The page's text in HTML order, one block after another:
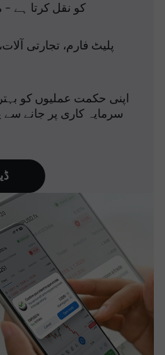
کو نقل کرتا ہے -
پلیٹ فارم، تجارتی
اپنی حکمت عملیوں کو
سرمایہ کاری پر جانے سے